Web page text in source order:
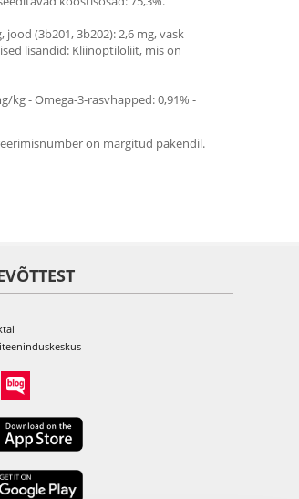
(3b201, 3b202): 2,6 mg, vask
lisandid: Kliinoptiloliit, mis on
kg - Omega-3-rasvhapped: 0,91% -
on märgitud pakendil.